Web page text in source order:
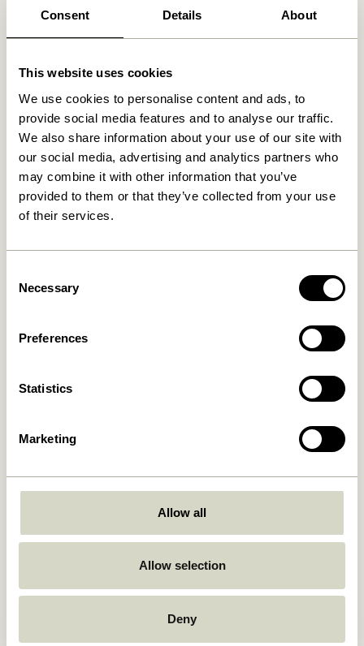
Consent Details About
This website uses cookies
We use cookies to personalise content and ads, to
provide social media features and to analyse our traffic.
We also share information about your use of our site with
our social media, advertising and analytics partners who
may combine it with other information that you’ve
provided to them or that they’ve collected from your use
of their services.
Selection
Necessary
Preferences
Statistics
Marketing
Allow all
Allow selection
Deny
Ähnliche Produkte
Doodle Kerzenhalter Blau
76,00kr. 419,00kr.
Kindred Kerzenhalter
Hellgrau (2er Set)
In den warenkorb
Astro Kerzenhalter Rosa
559,00
In den warenkorb